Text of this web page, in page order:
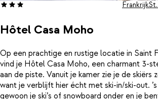
Hôtel Casa Moho
Frankrijk
Op een prachtige en rustige locatie in Saint
vind je Hôtel Casa Moho, een charmant 3-
aan de piste. Vanuit je kamer zie je de skiërs
want je verblijft hier écht met ski-in/ski-out.
gewoon je ski’s of snowboard onder en je